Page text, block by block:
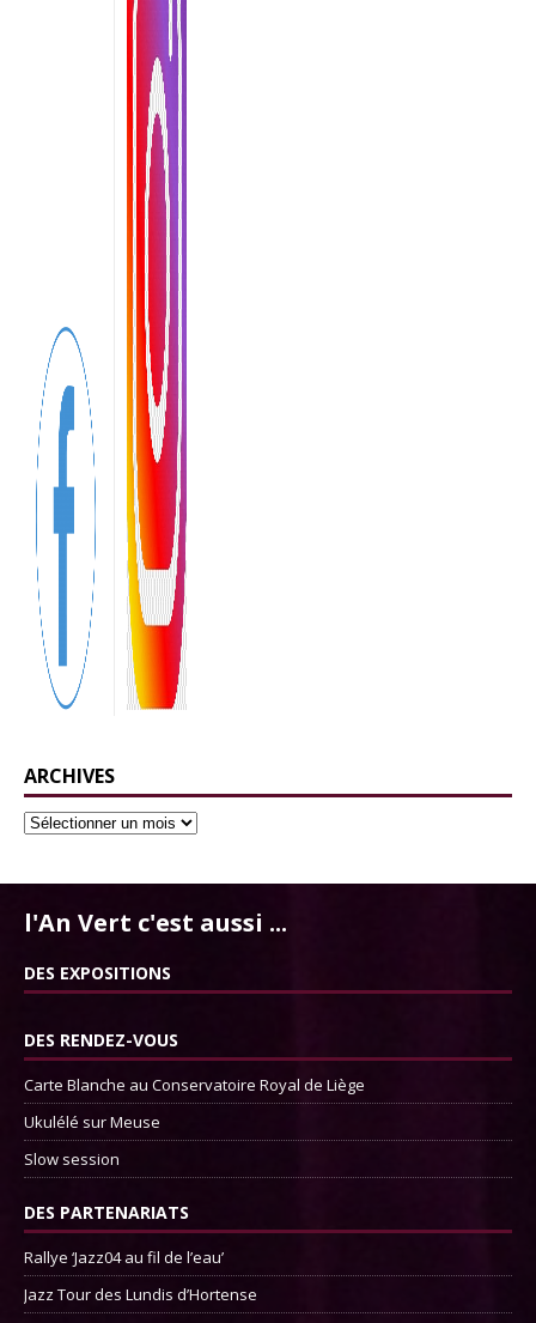
ARCHIVES
l'An Vert c'est aussi ...
DES EXPOSITIONS
DES RENDEZ-VOUS
Carte Blanche au Conservatoire Royal de Liège
Ukulélé sur Meuse
Slow session
DES PARTENARIATS
Rallye ‘Jazz04 au fil de l’eau’
Jazz Tour des Lundis d’Hortense